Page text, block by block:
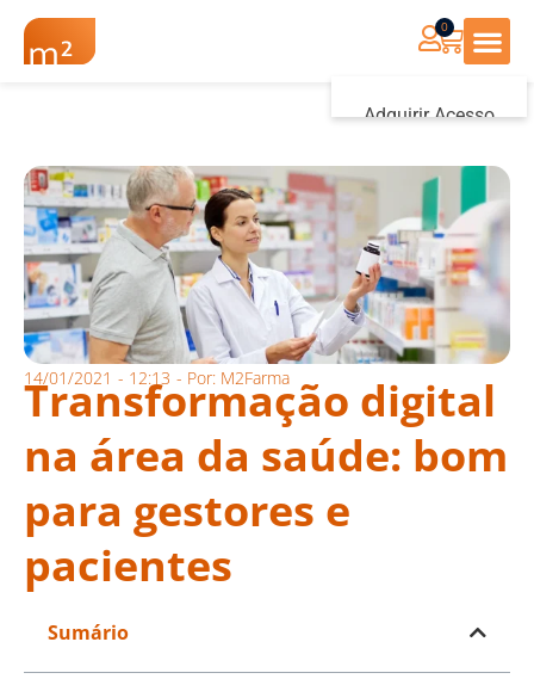
Adquirir Acesso
0
14/01/2021 - 12:13 - Por: M2Farma
Transformação digital
na área da saúde: bom
para gestores e
pacientes
Sumário